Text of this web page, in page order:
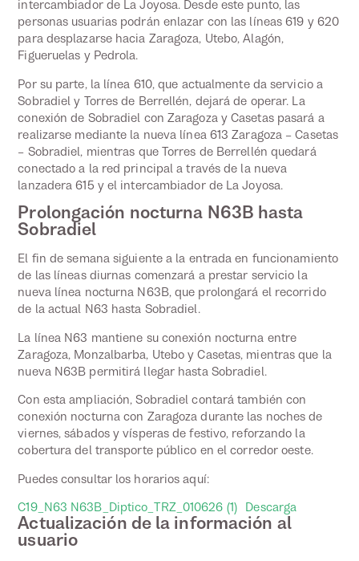
intercambiador de La Joyosa. Desde este punto, las
personas usuarias podrán enlazar con las líneas 619 y 620
para desplazarse hacia Zaragoza, Utebo, Alagón,
Figueruelas y Pedrola.
Por su parte, la línea 610, que actualmente da servicio a
Sobradiel y Torres de Berrellén, dejará de operar. La
conexión de Sobradiel con Zaragoza y Casetas pasará a
realizarse mediante la nueva línea 613 Zaragoza – Casetas
– Sobradiel, mientras que Torres de Berrellén quedará
conectado a la red principal a través de la nueva
lanzadera 615 y el intercambiador de La Joyosa.
Prolongación nocturna N63B hasta
Sobradiel
El fin de semana siguiente a la entrada en funcionamiento
de las líneas diurnas comenzará a prestar servicio la
nueva línea nocturna N63B, que prolongará el recorrido
de la actual N63 hasta Sobradiel.
La línea N63 mantiene su conexión nocturna entre
Zaragoza, Monzalbarba, Utebo y Casetas, mientras que la
nueva N63B permitirá llegar hasta Sobradiel.
Con esta ampliación, Sobradiel contará también con
conexión nocturna con Zaragoza durante las noches de
viernes, sábados y vísperas de festivo, reforzando la
cobertura del transporte público en el corredor oeste.
Puedes consultar los horarios aquí:
C19_N63 N63B_Diptico_TRZ_010626 (1) Descarga
Actualización de la información al
usuario